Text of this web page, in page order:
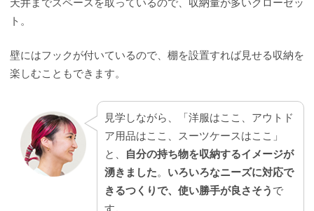
ト。
壁にはフックが付いているので、棚を設置すれば見せる収納を
楽しむこともできます。
見学しながら、「洋服はここ、アウトド
ア用品はここ、スーツケースはここ」
と、
自分の持ち物を収納するイメージが
湧きました。 いろいろなニーズに対応で
きるつくりで、使い勝手が良さそう で
す。